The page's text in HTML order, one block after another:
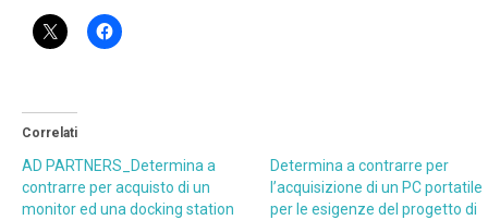
Correlati
AD PARTNERS_Determina a
contrarre per acquisto di un
monitor ed una docking station
Determina a contrarre per
l’acquisizione di un PC portatile
per le esigenze del progetto di